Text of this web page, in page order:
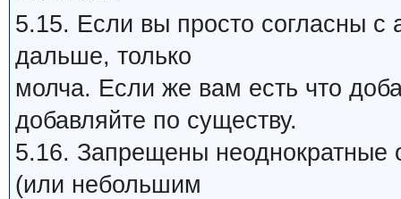
5.15. Если вы просто согласны с
дальше, только
молча. Если же вам есть что
добавляйте по существу.
5.16. Запрещены неоднократные
(или небольшим